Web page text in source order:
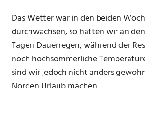
Das Wetter war in den beiden
durchwachsen, so hatten wir an
Tagen Dauerregen, während der
noch hochsommerliche
sind wir jedoch nicht anders
Norden Urlaub machen.